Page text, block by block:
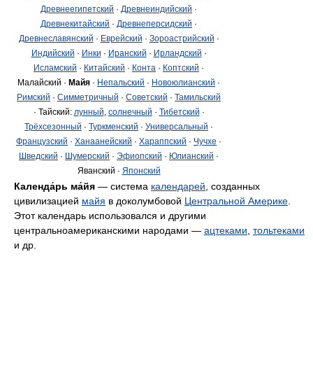
Древнеегипетский · Древнеиндийский ·
Древнекитайский · Древнеперсидский ·
Древнеславянский · Еврейский · Зороастрийский ·
Индийский · Инки · Иранский · Ирландский ·
Исламский · Китайский · Конта · Коптский ·
Малайский · Майя · Непальский · Новоюлианский ·
Римский · Симметричный · Советский · Тамильский
· Тайский: лунный солнечный · Тибетский ·
Трёхсезонный · Туркменский · Универсальный ·
Французский · Ханаанейский · Хараппский · Чучхе ·
Шведский · Шумерский · Эфиопский · Юлианский ·
Яванский · Японский
Календа́рь ма́йя — система календарей , созданных
цивилизацией майя в доколумбовой Центральной Америке
Этот календарь использовался и другими
центральноамериканскими народами — ацтеками тольтеками
и др.